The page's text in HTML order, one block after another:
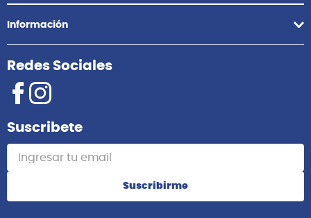
Información
Redes Sociales
Suscribete
Suscribirme